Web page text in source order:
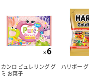
カンロ ピュレリング グ
ミ お菓子
ハリボー